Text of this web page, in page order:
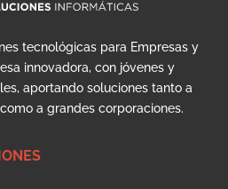
tecnológicas para Empresas y
innovadora, con jóvenes y
aportando soluciones tanto a
a grandes corporaciones.